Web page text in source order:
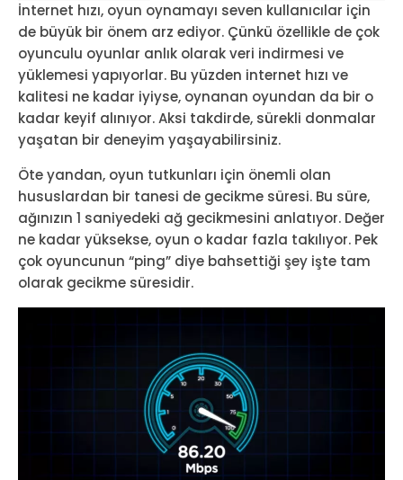
İnternet hızı, oyun oynamayı seven kullanıcılar için
de büyük bir önem arz ediyor. Çünkü özellikle de çok
oyunculu oyunlar anlık olarak veri indirmesi ve
yüklemesi yapıyorlar. Bu yüzden internet hızı ve
kalitesi ne kadar iyiyse, oynanan oyundan da bir o
kadar keyif alınıyor. Aksi takdirde, sürekli donmalar
yaşatan bir deneyim yaşayabilirsiniz.
Öte yandan, oyun tutkunları için önemli olan
hususlardan bir tanesi de gecikme süresi. Bu süre,
ağınızın 1 saniyedeki ağ gecikmesini anlatıyor. Değer
ne kadar yüksekse, oyun o kadar fazla takılıyor. Pek
çok oyuncunun “ping” diye bahsettiği şey işte tam
olarak gecikme süresidir.